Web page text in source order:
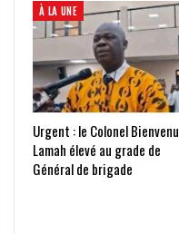
À LA UNE
Urgent : le Colonel Bienvenu
Lamah élevé au grade de
Général de brigade